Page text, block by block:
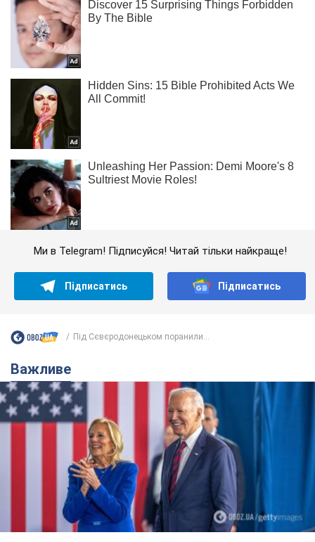
Ми в Telegram! Підписуйся! Читай тільки найкраще!
Підписатись Підписатись
Під Сєвєродонецьком поранили...
Важливе